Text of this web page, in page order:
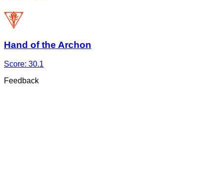
Hand of the Archon
Score: 30.1
Feedback